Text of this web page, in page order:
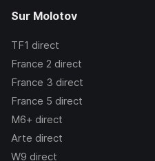
Sur Molotov
TF1 direct
France 2 direct
France 3 direct
France 5 direct
M6+ direct
Arte direct
W9 direct